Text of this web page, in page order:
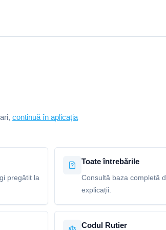
continuă în aplicația
pregătit la
Toate întrebările
Consultă baza completă
explicații.
Codul Rutier